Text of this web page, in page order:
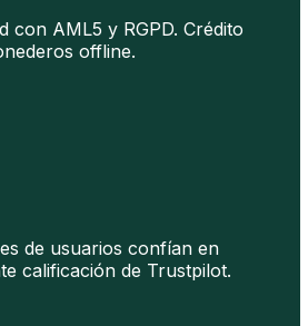
con AML5 y RGPD. Crédito
offline.
de usuarios confían en
calificación de Trustpilot.